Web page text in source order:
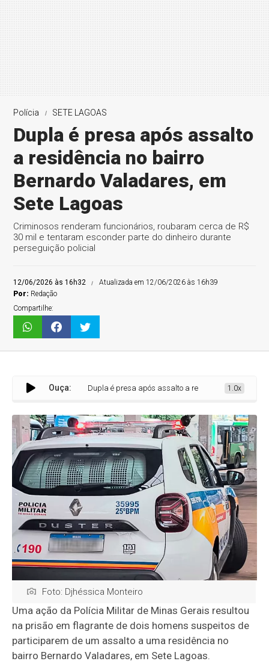
Polícia SETE LAGOAS
Dupla é presa após assalto
a residência no bairro
Bernardo Valadares, em
Sete Lagoas
Criminosos renderam funcionários, roubaram cerca de R$
30 mil e tentaram esconder parte do dinheiro durante
perseguição policial
12/06/2026 às 16h32
Atualizada em 12/06/2026 às 16h39
Por: Redação
Compartilhe:
Ouça:
Dupla é presa após assalto a residência no bairro Bernardo
1.0x
Foto: Djhéssica Monteiro
Uma ação da Polícia Militar de Minas Gerais resultou
na prisão em flagrante de dois homens suspeitos de
participarem de um assalto a uma residência no
bairro Bernardo Valadares, em Sete Lagoas.